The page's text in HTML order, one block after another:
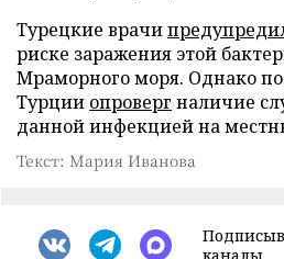
Турецкие врачи
риске заражения этой
Мраморного моря. Однако
Турции опроверг наличие
данной инфекцией на
Текст: Мария Иванова